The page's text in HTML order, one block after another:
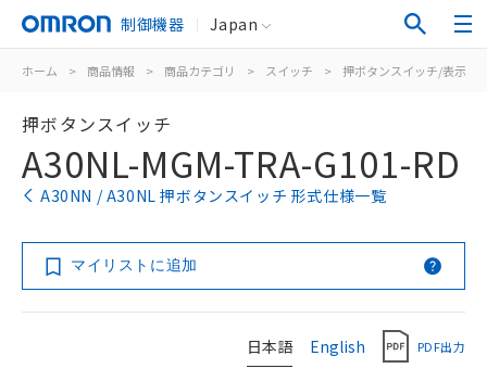
制御機器 Japan
ホーム > 商品情報 > 商品カテゴリ > スイッチ > 押ボタンスイッチ/表示灯
押ボタンスイッチ
A30NL-MGM-TRA-G101-RD
A30NN / A30NL 押ボタンスイッチ 形式仕様一覧
マイリストに追加
日本語 English PDF出力